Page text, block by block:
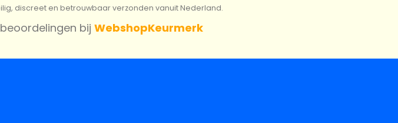
discreet en betrouwbaar verzonden vanuit Nederland.
bij WebshopKeurmerk